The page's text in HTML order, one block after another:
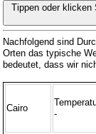
Tippen oder klicken
Nachfolgend sind
Orten das typische
bedeutet, dass wir
Cairo
-